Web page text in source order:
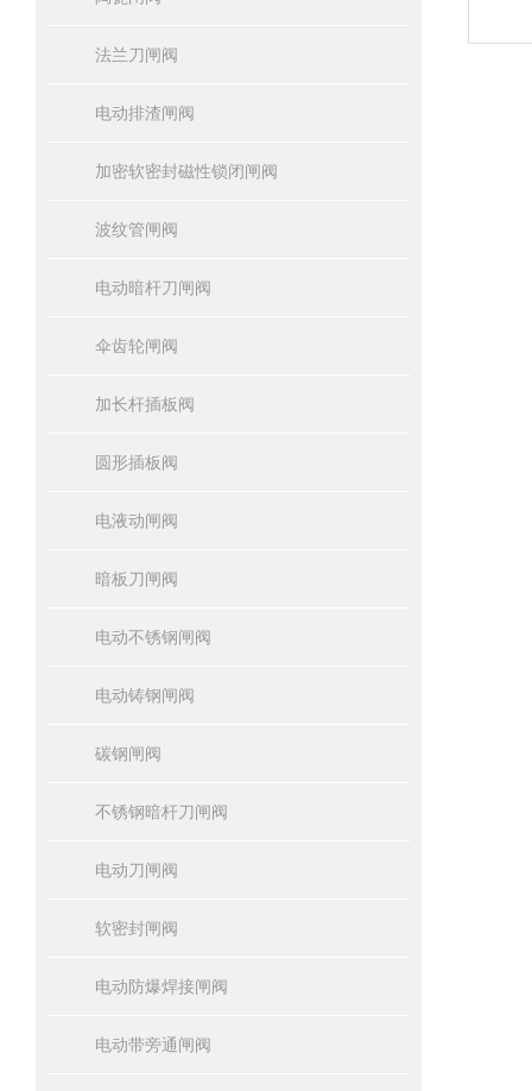
法兰刀闸阀
电动排渣闸阀
加密软密封磁性锁闭闸阀
波纹管闸阀
电动暗杆刀闸阀
伞齿轮闸阀
加长杆插板阀
圆形插板阀
电液动闸阀
暗板刀闸阀
电动不锈钢闸阀
电动铸钢闸阀
碳钢闸阀
不锈钢暗杆刀闸阀
电动刀闸阀
软密封闸阀
电动防爆焊接闸阀
电动带旁通闸阀